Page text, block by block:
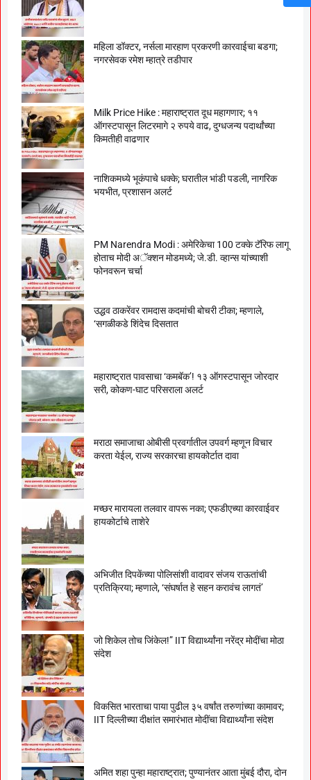
महिला डॉक्टर, नर्सला मारहाण प्रकरणी कारवाईचा बडगा;
नगरसेवक रमेश म्हात्रे तडीपार
Milk Price Hike : महाराष्ट्रात दूध महागणार; ११
ऑगस्टपासून लिटरमागे २ रुपये वाढ, दुग्धजन्य पदार्थांच्या
किमतीही वाढणार
नाशिकमध्ये भूकंपाचे धक्के; घरातील भांडी पडली, नागरिक
भयभीत, प्रशासन अलर्ट
PM Narendra Modi : अमेरिकेचा 100 टक्के टॅरिफ लागू
होताच मोदी अॅक्शन मोडमध्ये; जे.डी. व्हान्स यांच्याशी
फोनवरून चर्चा
उद्धव ठाकरेंवर रामदास कदमांची बोचरी टीका; म्हणाले,
‘सगळीकडे शिंदेच दिसतात
महाराष्ट्रात पावसाचा ‘कमबॅक’! १३ ऑगस्टपासून जोरदार
सरी, कोकण-घाट परिसराला अलर्ट
मराठा समाजाचा ओबीसी प्रवर्गातील उपवर्ग म्हणून विचार
करता येईल, राज्य सरकारचा हायकोर्टात दावा
मच्छर मारायला तलवार वापरू नका; एफडीएच्या कारवाईवर
हायकोर्टाचे ताशेरे
अभिजीत दिपकेंच्या पोलिसांशी वादावर संजय राऊतांची
प्रतिक्रिया; म्हणाले, ‘संघर्षात हे सहन करावंच लागतं’
जो शिकेल तोच जिंकेल!” IIT विद्यार्थ्यांना नरेंद्र मोदींचा मोठा
संदेश
विकसित भारताचा पाया पुढील ३५ वर्षांत तरुणांच्या कामावर;
IIT दिल्लीच्या दीक्षांत समारंभात मोदींचा विद्यार्थ्यांना संदेश
अमित शहा पुन्हा महाराष्ट्रात; पुण्यानंतर आता मुंबई दौरा, दोन